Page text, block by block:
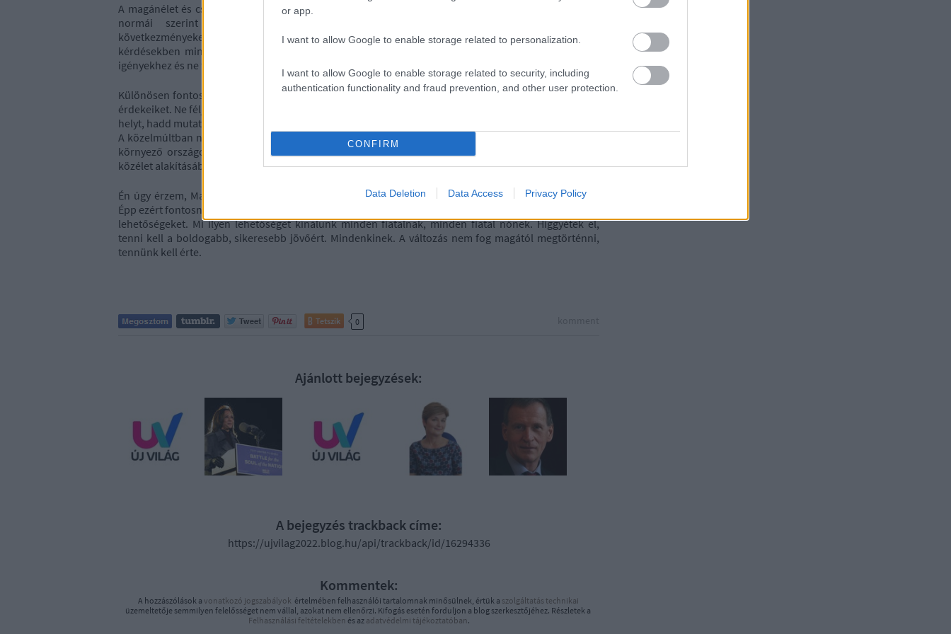
or app.
I want to allow Google to enable storage related to personalization.
I want to allow Google to enable storage related to security, including
authentication functionality and fraud prevention, and other user protection.
CONFIRM
Data Deletion Data Access Privacy Policy
A magánélet és családtervezés nem politikai ügy. Ezért mindenkinek joga van a magánéletét a saját
normái szerint élni. Aki a tanulmányokkal, karrierrel, családtervezéssel kapcsolatos
következményeket viseli, annak kell ezeket a döntéseket meghoznia. Ezért fontos, hogy ezekben a
kérdésekben mindenki elmondhassa a véleményét. A politikai döntések igazodjanak a társadalmi
igényekhez és ne fordítva.
Különösen fontosnak érzem, hogy a fiatal nők is merjék felvállalni a véleményüket és képviseljék az
érdekeiket. Ne féljenek részt venni a politikai élet alakításában. Hiszen olyan sok szerepkörben állunk
helyt, hadd mutatkozzunk meg a közéletben is.
A közelmúltban nagyon sok, a nők sorsát hátrányosan érintő törvény született nemcsak itthon, de a
környező országokban is. Ezért kiemelt fontosságú, hogy hallassuk a hangunkat. Vegyünk részt a
közélet alakításában.
Én úgy érzem, Magyarországon ma nagyon erős az igény a változásra, a politikai élet megújítására.
Épp ezért fontosnak tartom, hogy aki részt akar venni ennek a változásnak az elindításában, keresse a
lehetőségeket. Mi ilyen lehetőséget kínálunk minden fiatalnak, minden fiatal nőnek. Higgyétek el,
tenni kell a boldogabb, sikeresebb jövőért. Mindenkinek. A változás nem fog magától megtörténni,
tennünk kell érte.
Tetszik 0
Ajánlott bejegyzések:
A bejegyzés trackback címe:
https://ujvilag2022.blog.hu/api/trackback/id/16294336
Kommentek:
A hozzászólások a vonatkozó jogszabályok értelmében felhasználói tartalomnak minősülnek, értük a szolgáltatás technikai
üzemeltetője semmilyen felelősséget nem vállal, azokat nem ellenőrzi. Kifogás esetén forduljon a blog szerkesztőjéhez. Részletek a
Felhasználási feltételekben és az adatvédelmi tájékoztatóban.